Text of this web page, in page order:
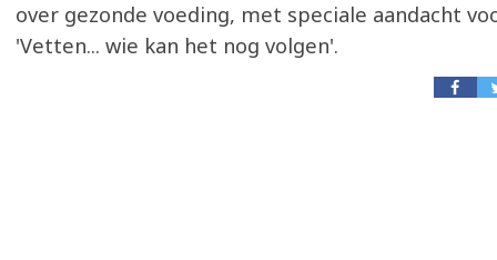
over gezonde voeding, met speciale aandacht
'Vetten... wie kan het nog volgen'.